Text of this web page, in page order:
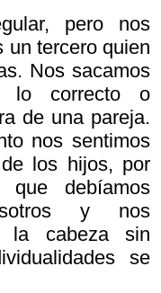
pero nos
un tercero quien
Nos sacamos
lo correcto o
de una pareja.
nos sentimos
los hijos, por
que debíamos
y nos
la cabeza sin
se